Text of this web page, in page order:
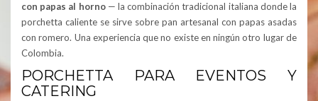
con papas al horno— la combinación tradicional italiana donde la
porchetta caliente se sirve sobre pan artesanal con papas asadas
con romero. Una experiencia que no existe en ningún otro lugar de
Colombia.
PORCHETTA PARA EVENTOS Y
CATERING